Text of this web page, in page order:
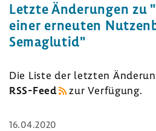
Letzte Ände­rungen zu
einer erneuten
Sema­glutid"
Die Liste der letzten
RSS-​Feed
zur Verfü­gung.
16.04.2020